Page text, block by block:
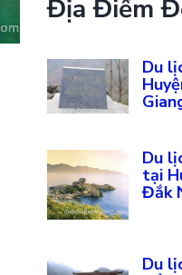
Địa Điểm
Du
Du
tại
Đắk
Du